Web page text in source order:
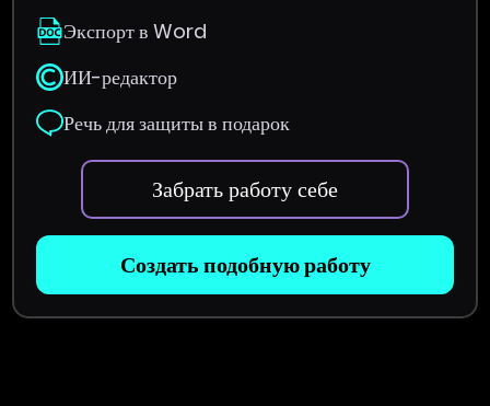
Экспорт в Word
ИИ-редактор
Речь для защиты в подарок
Забрать работу себе
Создать подобную работу